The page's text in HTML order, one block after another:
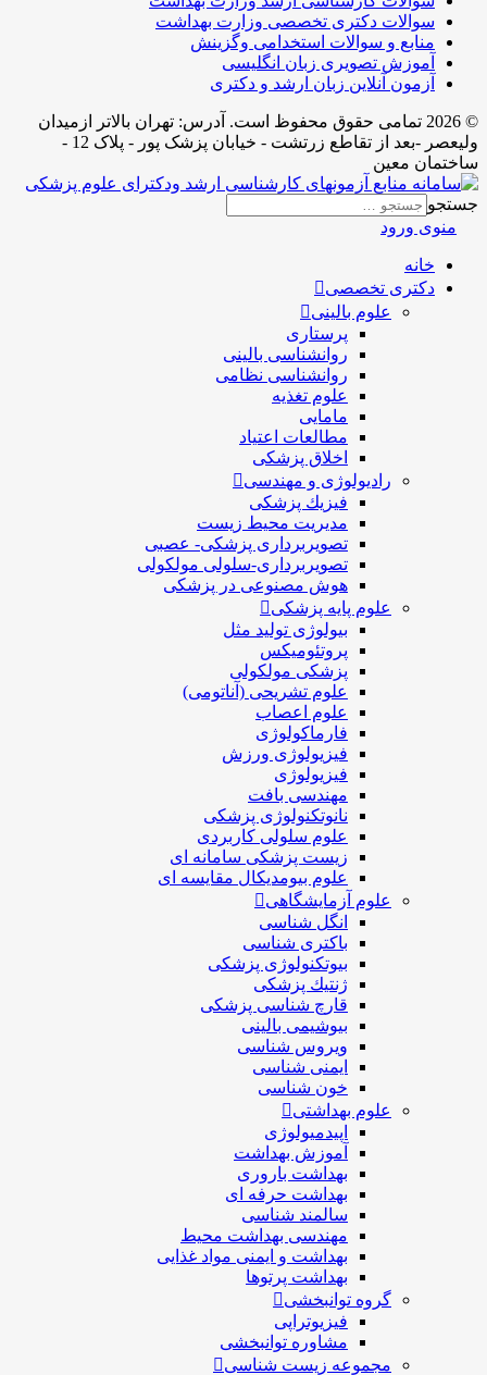
سوالات دکتری تخصصی وزارت بهداشت
منابع و سوالات استخدامی وگزینش
آموزش تصویری زبان انگلیسی
آزمون آنلاین زبان ارشد و دکتری
© 2026 تمامی حقوق محفوظ است. آدرس:‌ تهران بالاتر ازمیدان
ولیعصر -بعد از تقاطع زرتشت - خیابان پزشک پور - پلاک 12 -
ساختمان معین
جستجو
منوی ورود
خانه
دکتری تخصصی
علوم بالینی
پرستاری
روانشناسی بالینی
روانشناسی نظامی
علوم تغذیه
مامایی
مطالعات اعتیاد
اخلاق پزشکی
رادیولوژی و مهندسی
فيزيك پزشکی
مدیریت محیط زیست
تصویربرداری پزشکی- عصبی
تصویربرداری-سلولی مولکولی
هوش مصنوعی در پزشکی
علوم پایه پزشکی
بیولوژی تولید مثل
پروتئومیکس
پزشکی مولکولی
علوم تشریحی (آناتومی)
علوم اعصاب
فارماکولوژی
فیزیولوژی ورزش
فیزیولوژی
مهندسی بافت
نانوتکنولوژی پزشکی
علوم سلولی کاربردی
زیست پزشکی سامانه ای
علوم بیومدیکال مقایسه ای
علوم آزمایشگاهی
انگل شناسی
باکتری شناسی
بیوتکنولوژی پزشکی
ژنتيك پزشکی
قارچ شناسی پزشكی
بیوشیمی بالینی
ویروس شناسی
ایمنی شناسی
خون شناسی
علوم بهداشتی
اپیدمیولوژی
آموزش بهداشت
بهداشت باروری
بهداشت حرفه ای
سالمند شناسی
مهندسی بهداشت محيط
بهداشت و ایمنی مواد غذایی
بهداشت پرتوها
گروه توانبخشی
فیزیوتراپی
مشاوره توانبخشی
مجموعه زیست شناسی